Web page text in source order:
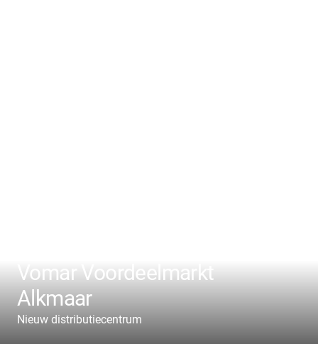
Vomar Voordeelmarkt
Alkmaar
Nieuw distributiecentrum